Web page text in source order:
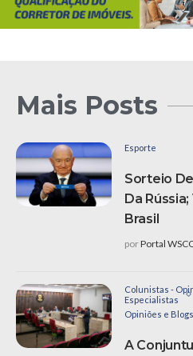
Mais Posts
Esporte
Sorteio
Da
Brasil
porPortal
Colunistas -
Especialistas
Opiniões e Blogs
A